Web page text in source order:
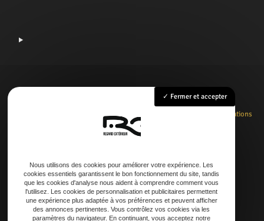
Entretien
Nos réalisations
Contact
Adresse
21 AVENUE DE LAOUADIE, 40600 Biscarrosse
Fermer et accepter
Nous utilisons des cookies pour améliorer votre expérience. Les
cookies essentiels garantissent le bon fonctionnement du site, tandis
que les cookies d'analyse nous aident à comprendre comment vous
l'utilisez. Les cookies de personnalisation et publicitaires permettent
une expérience plus adaptée à vos préférences et peuvent afficher
des annonces pertinentes. Vous contrôlez vos cookies via les
paramètres du navigateur. En continuant, vous acceptez notre